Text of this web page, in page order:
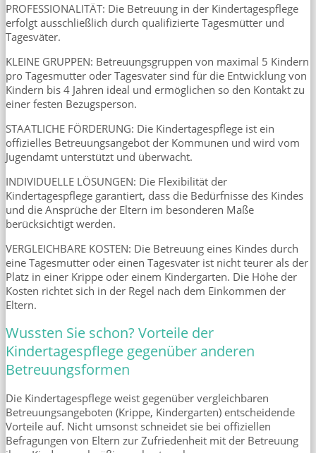
PROFESSIONALITÄT: Die Betreuung in der Kindertagespflege
erfolgt ausschließlich durch qualifizierte Tagesmütter und
Tagesväter.
KLEINE GRUPPEN: Betreuungsgruppen von maximal 5 Kindern
pro Tagesmutter oder Tagesvater sind für die Entwicklung von
Kindern bis 4 Jahren ideal und ermöglichen so den Kontakt zu
einer festen Bezugsperson.
STAATLICHE FÖRDERUNG: Die Kindertagespflege ist ein
offizielles Betreuungsangebot der Kommunen und wird vom
Jugendamt unterstützt und überwacht.
INDIVIDUELLE LÖSUNGEN: Die Flexibilität der
Kindertagespflege garantiert, dass die Bedürfnisse des Kindes
und die Ansprüche der Eltern im besonderen Maße
berücksichtigt werden.
VERGLEICHBARE KOSTEN: Die Betreuung eines Kindes durch
eine Tagesmutter oder einen Tagesvater ist nicht teurer als der
Platz in einer Krippe oder einem Kindergarten. Die Höhe der
Kosten richtet sich in der Regel nach dem Einkommen der
Eltern.
Wussten Sie schon? Vorteile der
Kindertagespflege gegenüber anderen
Betreuungsformen
Die Kindertagespflege weist gegenüber vergleichbaren
Betreuungsangeboten (Krippe, Kindergarten) entscheidende
Vorteile auf. Nicht umsonst schneidet sie bei offiziellen
Befragungen von Eltern zur Zufriedenheit mit der Betreuung